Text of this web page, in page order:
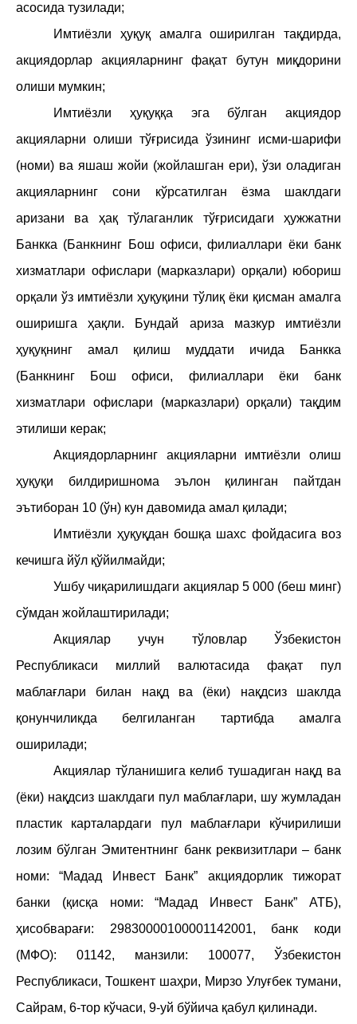
асосида тузилади;
Имтиёзли ҳуқуқ амалга оширилган тақдирда,
акциядорлар акцияларнинг фақат бутун миқдорини
олиши мумкин;
Имтиёзли ҳуқуққа эга бўлган акциядор
акцияларни олиши тўғрисида ўзининг исми-шарифи
(номи) ва яшаш жойи (жойлашган ери), ўзи оладиган
акцияларнинг сони кўрсатилган ёзма шаклдаги
аризани ва ҳақ тўлаганлик тўғрисидаги ҳужжатни
Банкка (Банкнинг Бош офиси, филиаллари ёки банк
хизматлари офислари (марказлари) орқали) юбориш
орқали ўз имтиёзли ҳуқуқини тўлиқ ёки қисман амалга
оширишга ҳақли. Бундай ариза мазкур имтиёзли
ҳуқуқнинг амал қилиш муддати ичида Банкка
(Банкнинг Бош офиси, филиаллари ёки банк
хизматлари офислари (марказлари) орқали) тақдим
этилиши керак;
Акциядорларнинг акцияларни имтиёзли олиш
ҳуқуқи билдиришнома эълон қилинган пайтдан
эътиборан 10 (ўн) кун давомида амал қилади;
Имтиёзли ҳуқуқдан бошқа шахс фойдасига воз
кечишга йўл қўйилмайди;
Ушбу чиқарилишдаги акциялар 5 000 (беш минг)
сўмдан жойлаштирилади;
Акциялар учун тўловларЎзбекистон
Республикаси миллий валютасида фақат пул
маблағлари билан нақд ва (ёки) нақдсиз шаклда
қонунчиликда белгиланган тартибда амалга
оширилади;
Акциялар тўланишига келиб тушадиган нақд ва
(ёки) нақдсиз шаклдаги пул маблағлари, шу жумладан
пластик карталардаги пул маблағлари кўчирилиши
лозим бўлган Эмитентнинг банк реквизитлари – банк
номи:“Мадад Инвест Банк” акциядорлик тижорат
банки (қисқа номи: “Мадад Инвест Банк” АТБ),
ҳисобварағи: 29830000100001142001, банк коди
(МФО): 01142, манзили: 100077, Ўзбекистон
Республикаси, Тошкент шаҳри, Мирзо Улуғбек тумани,
Сайрам, 6-тор кўчаси, 9-уй бўйича қабул қилинади.